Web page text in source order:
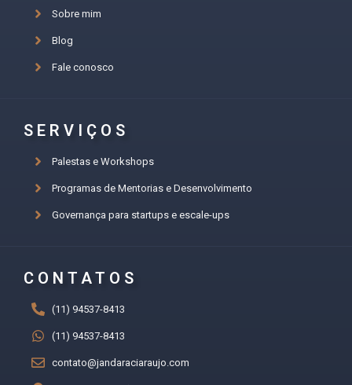
Sobre mim
Blog
Fale conosco
SERVIÇOS
Palestas e Workshops
Programas de Mentorias e Desenvolvimento
Governança para startups e escale-ups
CONTATOS
(11) 94537-8413
(11) 94537-8413
contato@jandaraciaraujo.com